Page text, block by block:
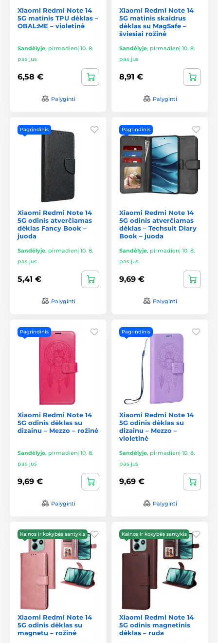
Xiaomi Redmi Note 14
5G matinis TPU dėklas –
OBAL:ME – violetinė
Sandėlyje, pirmadienį 10. 8.
pas jus
6,58 €
Palyginti
Xiaomi Redmi Note 14
5G matinis skaidrus
dėklas su MagSafe –
šviesiai rožinė
Sandėlyje, pirmadienį 10. 8.
pas jus
8,91 €
Palyginti
Pagrindinis
Xiaomi Redmi Note 14
5G odinis atverčiamas
dėklas Fancy Book –
juoda
Sandėlyje, pirmadienį 10. 8.
pas jus
5,41 €
Palyginti
Pagrindinis
Xiaomi Redmi Note 14
5G odinis atverčiamas
dėklas – Techsuit Diary
Book – juoda
Sandėlyje, pirmadienį 10. 8.
pas jus
9,69 €
Palyginti
Pagrindinis
Xiaomi Redmi Note 14
5G odinis dėklas su
dizainu – Mezzo – rožinė
Sandėlyje, pirmadienį 10. 8.
pas jus
9,69 €
Palyginti
Pagrindinis
Xiaomi Redmi Note 14
5G odinis dėklas su
dizainu – Mezzo –
violetinė
Sandėlyje, pirmadienį 10. 8.
pas jus
9,69 €
Palyginti
Kainos ir kokybės santykis
Xiaomi Redmi Note 14
5G odinis dėklas su
magnetu – rožinė
Kainos ir kokybės santykis
Xiaomi Redmi Note 14
5G odinis magnetinis
dėklas – ruda